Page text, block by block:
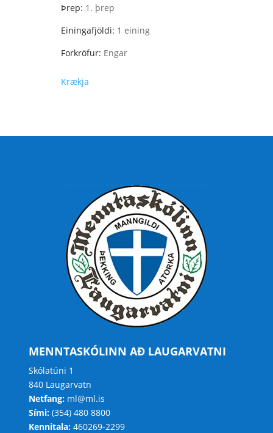
Þrep: 1. þrep
Einingafjöldi: 1 eining
Forkröfur: Engar
Krækja
MENNTASKÓLINN AÐ LAUGARVATNI
Skólatúni 1
840 Laugarvatn
Netfang:ml@ml.is
Sími:(354) 480 8800
Kennitala:460269-2299